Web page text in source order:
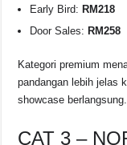
Early Bird: RM218
Door Sales: RM258
Kategori premium
pandangan lebih jelas
showcase berlangsung.
CAT 3 –